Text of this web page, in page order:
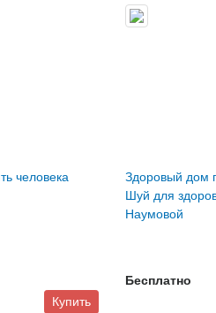
человека
Купить
Здоровый дом
Шуй для
Наумовой
Бесплатно